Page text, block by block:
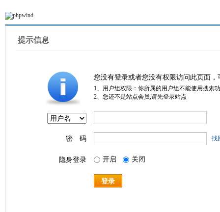
提示信息
您没有登录或者您没有权限访问此页面
1、用户组权限：你所属的用户组不能使用搜索
2、您还不是站点会员,请先登录站点
密 码 找
隐身登录 开启 关闭
登录